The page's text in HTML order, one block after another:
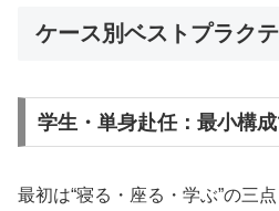
ケース別ベストプラク
学生・単身赴任：最小構
最初は“寝る・座る・学ぶ”の三